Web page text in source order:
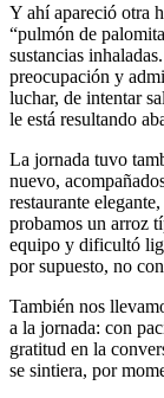
Y ahí apareció otra
“pulmón de
sustancias
preocupación y
luchar, de intentar
le está resultando
La jornada tuvo
nuevo,
restaurante
probamos un arroz
equipo y dificultó
por supuesto, no
También nos
a la jornada: con
gratitud en la
se sintiera, por